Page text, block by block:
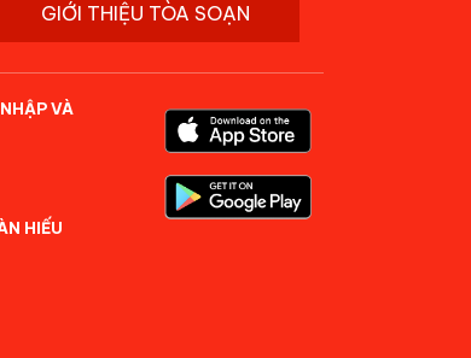
GIỚI THIỆU TÒA SOẠN
VÀ
HIẾU